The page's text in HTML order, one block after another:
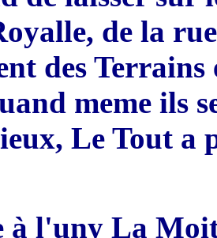
de la
des
meme ils
ieux, Le Tout a
à l'uny La